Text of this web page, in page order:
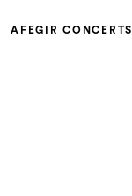
AFEGIR CONCERTS